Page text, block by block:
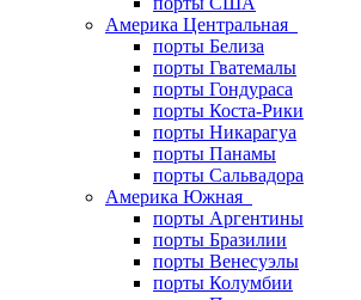
Америка Центральная
порты Белиза
порты Гватемалы
порты Гондураса
порты Коста-Рики
порты Никарагуа
порты Панамы
порты Сальвадора
Америка Южная
порты Аргентины
порты Бразилии
порты Венесуэлы
порты Колумбии